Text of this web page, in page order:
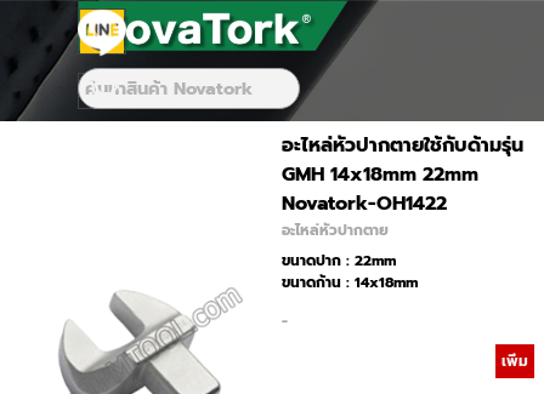
Go to content
Skip menu
Skip menu
อะไหล่หัวปากตายใช้กับด้ามรุ่น
GMH 14x18mm 22mm
Novatork-OH1422
อะไหล่หัวปากตาย
ขนาดปาก : 22mm
ขนาดก้าน : 14x18mm
-
เพิ่ม